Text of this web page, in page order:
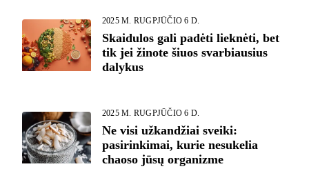
2025 M. RUGPJŪČIO 6 D.
Skaidulos gali padėti lieknėti, bet
tik jei žinote šiuos svarbiausius
dalykus
2025 M. RUGPJŪČIO 6 D.
Ne visi užkandžiai sveiki:
pasirinkimai, kurie nesukelia
chaoso jūsų organizme